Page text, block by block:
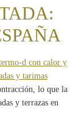
lo que la
y terrazas en